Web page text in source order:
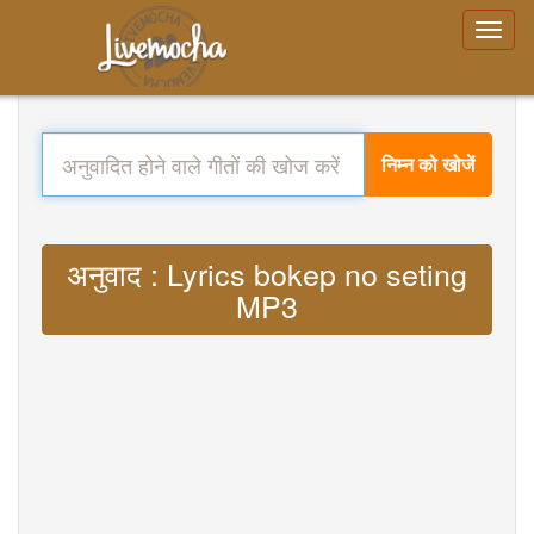
निम्न को खोजें
अनुवाद : Lyrics bokep no seting
MP3